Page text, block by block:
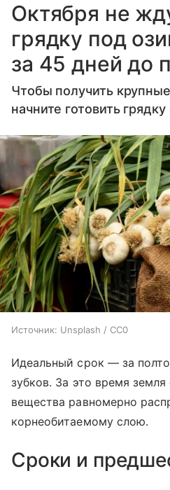
Октября не
грядку под
за 45 дней до
Чтобы получить
начните готовить
Источник: Unsplash / CC0
Идеальный срок — за
зубков. За это время земля
вещества равномерно
корнеобитаемому слою.
Сроки и